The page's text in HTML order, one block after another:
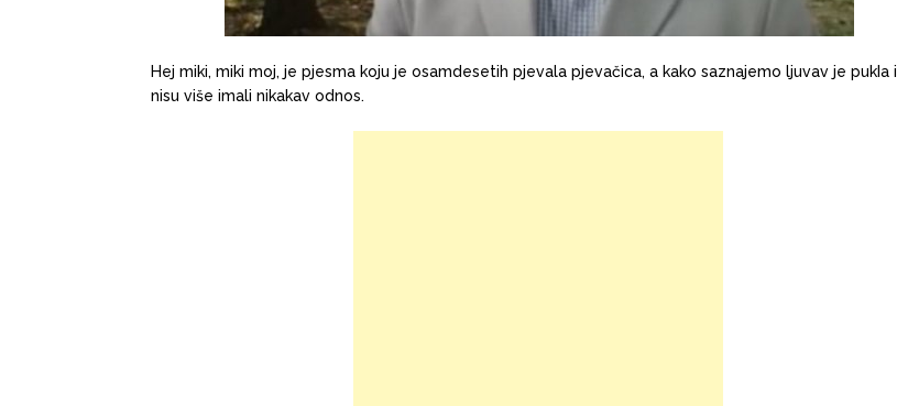
Hej miki, miki moj, je pjesma koju je osamdesetih pjevala pjevačica, a kako saznajemo ljuvav je pukIa i
nisu više imali nikakav odnos.